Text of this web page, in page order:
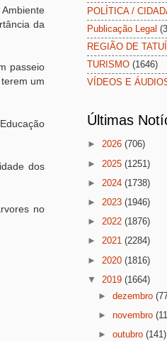
da
passeio
um
dos
no
POLÍTICA /
Publicação Legal
REGIÃO DE TATUÍ
TURISMO (1646)
VÍDEOS E
Últimas
► 2026 (706)
► 2025 (1251)
► 2024 (1738)
► 2023 (1946)
► 2022 (1876)
► 2021 (2284)
► 2020 (1816)
▼ 2019 (1664)
►dezembro
►novembro
►outubro(141)